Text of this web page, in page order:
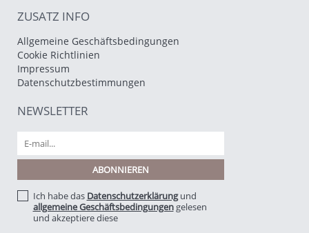
ZUSATZ INFO
Allgemeine Geschäftsbedingungen
Cookie Richtlinien
Impressum
Datenschutzbestimmungen
NEWSLETTER
Ich habe das Datenschutzerklärungund
allgemeine Geschäftsbedingungengelesen
und akzeptiere diese